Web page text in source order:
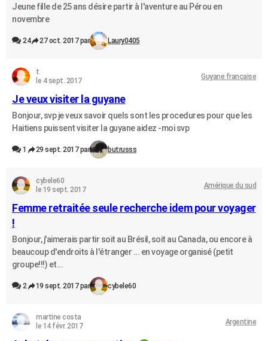
Jeune fille de 25 ans désire partir à l'aventure au Pérou en
novembre
24 27 oct. 2017 par Laury0405
t
le 4 sept. 2017
Guyane française
Je veux visiter la guyane
Bonjour, svp je veux savoir quels sont les procedures pour que les
Haitiens puissent visiter la guyane aidez -moi svp
1 29 sept. 2017 par butrusss
cybele60
le 19 sept. 2017
Amérique du sud
Femme retraitée seule recherche idem pour voyager
!
Bonjour, j'aimerais partir soit au Brésil, soit au Canada, ou encore à
beaucoup d'endroits à l'étranger ... en voyage organisé (petit
groupe!!!) et...
2 19 sept. 2017 par cybele60
martine costa
le 14 févr. 2017
Argentine